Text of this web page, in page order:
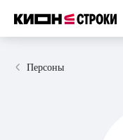
Персоны